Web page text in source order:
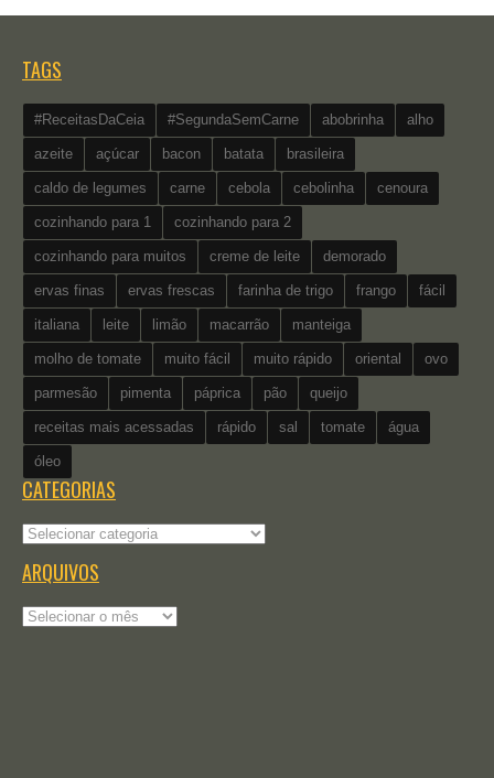
TAGS
#ReceitasDaCeia #SegundaSemCarne abobrinha alho
azeite açúcar bacon batata brasileira
caldo de legumes carne cebola cebolinha cenoura
cozinhando para 1 cozinhando para 2
cozinhando para muitos creme de leite demorado
ervas finas ervas frescas farinha de trigo frango fácil
italiana leite limão macarrão manteiga
molho de tomate muito fácil muito rápido oriental ovo
parmesão pimenta páprica pão queijo
receitas mais acessadas rápido sal tomate água
óleo
CATEGORIAS
Categorias
ARQUIVOS
Arquivos